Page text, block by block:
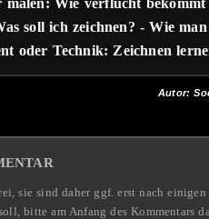
Wie verflucht
soll ich zeichnen? - Wie
oder Technik: Zeichnen
Autor:
sie sind daher ggf. erst nach
bitte am Anfang des Kommentars